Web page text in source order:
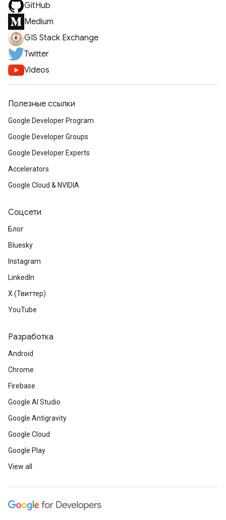
GitHub
Medium
GIS Stack Exchange
Twitter
Videos
Полезные ссылки
Google Developer Program
Google Developer Groups
Google Developer Experts
Accelerators
Google Cloud & NVIDIA
Соцсети
Блог
Bluesky
Instagram
LinkedIn
X (Твиттер)
YouTube
Разработка
Android
Chrome
Firebase
Google AI Studio
Google Antigravity
Google Cloud
Google Play
View all